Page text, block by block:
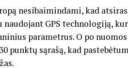
nesibaimindami, kad
GPS technologiją,
parametrus. O po
sąrašą, kad